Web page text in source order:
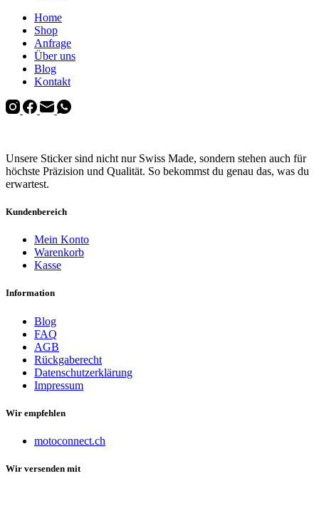
Home
Shop
Anfrage
Über uns
Blog
Kontakt
Unsere Sticker sind nicht nur Swiss Made, sondern stehen auch für
höchste Präzision und Qualität. So bekommst du genau das, was du
erwartest.
Kundenbereich
Mein Konto
Warenkorb
Kasse
Information
Blog
FAQ
AGB
Rückgaberecht
Datenschutzerklärung
Impressum
Wir empfehlen
motoconnect.ch
Wir versenden mit